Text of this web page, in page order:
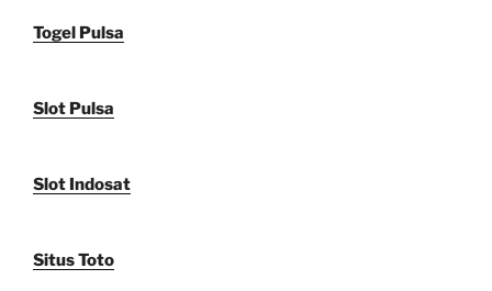
Togel Pulsa
Slot Pulsa
Slot Indosat
Situs Toto